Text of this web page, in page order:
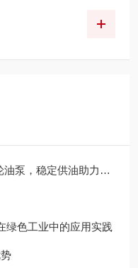
供油助力设备高效连续运转
绿色工业中的应用实践